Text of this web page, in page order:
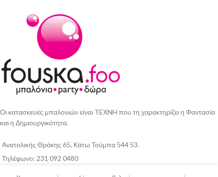
Οι κατασκευές μπαλονιών είναι TEXNH που τη χαρακτηρίζει η Φαντασία
και η Δημιουργικότητα.
Ανατολικής Θράκης 65, Κάτω Τούμπα 544 53.
Τηλέφωνο: 231 092 0480